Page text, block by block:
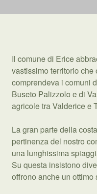
Il comune di Erice
vastissimo territorio
comprendeva i comuni
Buseto Palizzolo e di
agricole tra Valderice e
La gran parte della
pertinenza del nostro
una lunghissima
Su questa insistono
offrono anche un